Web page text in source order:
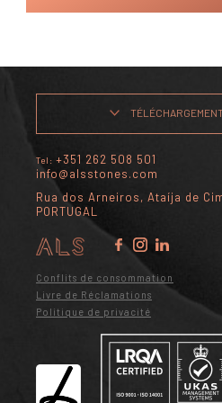
Tel: +351 262 508 501
info@alsstones.com
Rua dos Arneiros, Ataíja de
PORTUGAL
Conflits de consommation
Livre de Réclamations
Politique de privacité